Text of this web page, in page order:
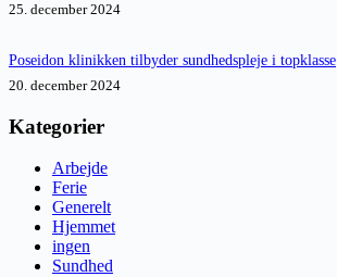
25. december 2024
Poseidon klinikken tilbyder sundhedspleje i topklasse
20. december 2024
Kategorier
Arbejde
Ferie
Generelt
Hjemmet
ingen
Sundhed